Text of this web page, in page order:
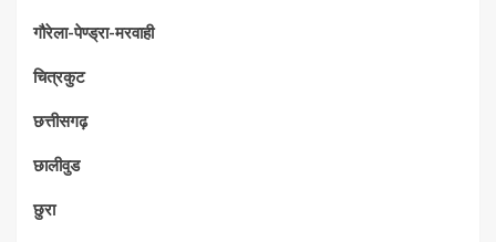
गौरेला-पेण्ड्रा-मरवाही
चित्रकुट
छत्तीसगढ़
छालीवुड
छुरा